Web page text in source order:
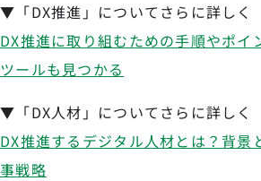
▼「DX推進」についてさらに詳しく
DX推進に取り組むための手順やポイ
ツールも見つかる
▼「DX人材」についてさらに詳しく
DX推進するデジタル人材とは？背景
事戦略